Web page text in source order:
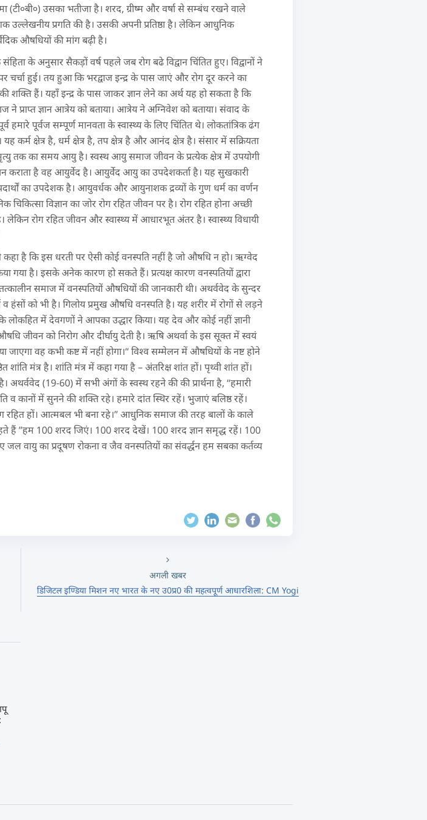
उसका भतीजा है। शरद, ग्रीष्म और वर्षा से सम्बंध रखने वाले
उल्लेखनीय प्रगति की है। उसकी अपनी प्रतिष्ठा है। लेकिन आधुनिक
औषधियों की मांग बढ़ी है।
के अनुसार सैकड़ों वर्ष पहले जब रोग बढे विद्वान चिंतित हुए। विद्वानों ने
चर्चा हुई। तय हुआ कि भरद्वाज इन्द्र के पास जाएं और रोग दूर करने का
शक्ति हैं। यहाँ इन्द्र के पास जाकर ज्ञान लेने का अर्थ यह हो सकता है कि
ने प्राप्त ज्ञान आत्रेय को बताया। आत्रेय ने अग्निवेश को बताया। संवाद के
हमारे पूर्वज सम्पूर्ण मानवता के स्वास्थ्य के लिए चिंतित थे। लोकतांत्रिक ढंग
क्षेत्र है, धर्म क्षेत्र है, तप क्षेत्र है और आनंद क्षेत्र है। संसार में सक्रियता
तक का समय आयु है। स्वस्थ आयु समाज जीवन के प्रत्येक क्षेत्र में उपयोगी
कराता है वह आयुर्वेद है। आयुर्वेद आयु का उपदेशकर्ता है। यह सुखकारी
का उपदेशक है। आयुवर्धक और आयुनाशक द्रव्यों के गुण धर्म का वर्णन
विज्ञान का जोर रोग रहित जीवन पर है। रोग रहित होना अच्छी
रोग रहित जीवन और स्वास्थ्य में आधारभूत अंतर है। स्वास्थ्य विधायी
कहा है कि इस धरती पर ऐसी कोई वनस्पति नहीं है जो औषधि न हो। ऋग्वेद
गया है। इसके अनेक कारण हो सकते हैं। प्रत्यक्ष कारण वनस्पतियों द्वारा
समाज में वनस्पतियों औषधियों की जानकारी थी। अथर्ववेद के सुन्दर
हंसों को भी है। गिलोय प्रमुख औषधि वनस्पति है। यह शरीर में रोगों से लड़ने
लोकहित में देवगणों ने आपका उद्धार किया। यह देव और कोई नहीं ज्ञानी
जीवन को निरोग और दीर्घायु देती है। ऋषि अथर्वा के इस सूक्त में स्वयं
जाएगा वह कभी कष्ट में नहीं होगा।‘‘ विश्व सम्मेलन में औषधियों के नष्ट होने
मंत्र है। शांति मंत्र में कहा गया है – अंतरिक्ष शांत हों। पृथ्वी शांत हों।
अथर्ववेद (19-60) में सभी अंगों के स्वस्थ रहने की की प्रार्थना है, ‘‘हमारी
व कानों में सुनने की शक्ति रहे। हमारे दांत स्थिर रहें। भुजाएं बलिष्ठ रहें।
रहित हों। आत्मबल भी बना रहे।” आधुनिक समाज की तरह बालों के काले
हैं ”हम 100 शरद जिएं। 100 शरद देखें। 100 शरद ज्ञान समृद्ध रहें। 100
वायु का प्रदूषण रोकना व जैव वनस्पतियों का संवर्द्धन हम सबका कर्तव्य
अगली खबर
डिजिटल इण्डिया मिशन नए भारत के नए उ0प्र0 की महत्वपूर्ण आधारशिला: CM Yogi